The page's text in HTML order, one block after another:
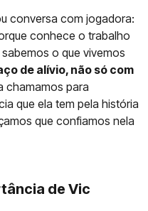
conversa com jogadora:
conhece o trabalho
o que vivemos
de alívio, não só com
chamamos para
que ela tem pela história
que confiamos nela
de Vic